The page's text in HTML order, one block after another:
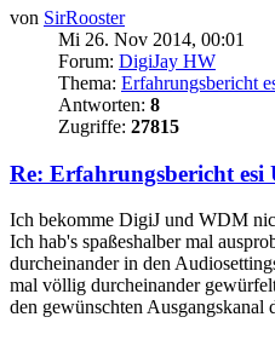
von SirRooster
Mi 26. Nov 2014, 00:01
Forum: DigiJay HW
Thema: Erfahrungsbericht
Antworten: 8
Zugriffe: 27815
Re: Erfahrungsbericht esi
Ich bekomme DigiJ und WDM
Ich hab's spaßeshalber mal
durcheinander in den
mal völlig durcheinander
den gewünschten Ausgangskanal